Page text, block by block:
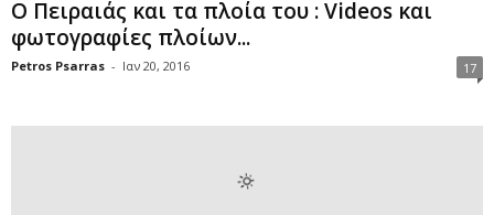
Ο Πειραιάς και τα πλοία του : Videos και
φωτογραφίες πλοίων...
Petros Psarras - Ιαν 20, 2016 17